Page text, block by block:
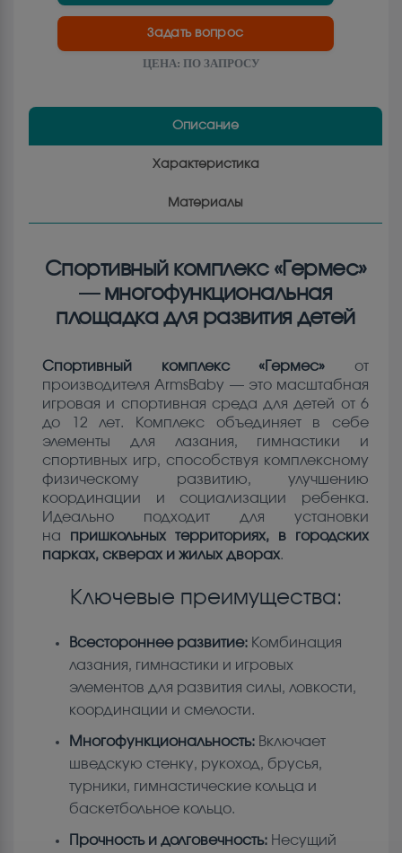
Задать вопрос
ЦЕНА: ПО ЗАПРОСУ
Описание
Характеристика
Материалы
Спортивный комплекс «Гермес»
— многофункциональная
площадка для развития детей
Спортивный комплекс «Гермес» от
производителя ArmsBaby — это масштабная
игровая и спортивная среда для детей от 6
до 12 лет. Комплекс объединяет в себе
элементы для лазания, гимнастики и
спортивных игр, способствуя комплексному
физическому развитию, улучшению
координации и социализации ребенка.
Идеально подходит для установки
на пришкольных территориях, в городских
парках, скверах и жилых дворах.
Ключевые преимущества:
Всестороннее развитие: Комбинация
лазания, гимнастики и игровых
элементов для развития силы, ловкости,
координации и смелости.
Многофункциональность: Включает
шведскую стенку, рукоход, брусья,
турники, гимнастические кольца и
баскетбольное кольцо.
Прочность и долговечность: Несущий